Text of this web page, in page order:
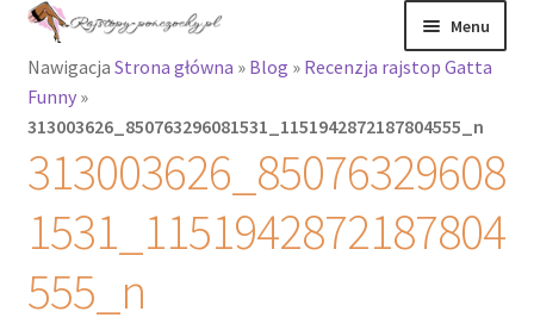
Przejdź
nawigacji
Przejdź
treści
Menu
Rajstopy
Rozwiń
potomne
zakolanówki
Podkolanówki i
Nawigacja Strona główna » Blog » Recenzja rajstop Gatta
Funny»
313003626_850763296081531_1151942872187804555_n
313003626_85076329608
1531_1151942872187804
555_n